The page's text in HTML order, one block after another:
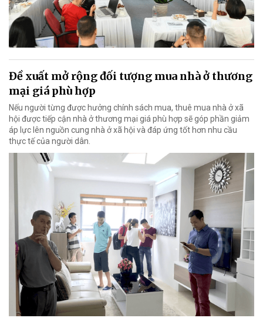
Đề xuất mở rộng đối tượng mua nhà ở thương
mại giá phù hợp
Nếu người từng được hưởng chính sách mua, thuê mua nhà ở xã
hội được tiếp cận nhà ở thương mại giá phù hợp sẽ góp phần giảm
áp lực lên nguồn cung nhà ở xã hội và đáp ứng tốt hơn nhu cầu
thực tế của người dân.